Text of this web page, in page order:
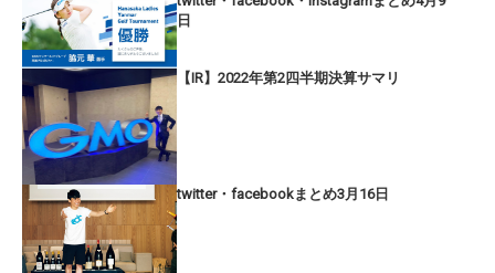
日
【IR】2022年第2四半期決算サマリ
twitter・facebookまとめ3月16日